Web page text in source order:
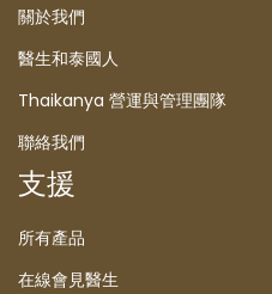
關於我們
醫生和泰國人
Thaikanya 營運與管理團隊
聯絡我們
支援
所有產品
在線會見醫生